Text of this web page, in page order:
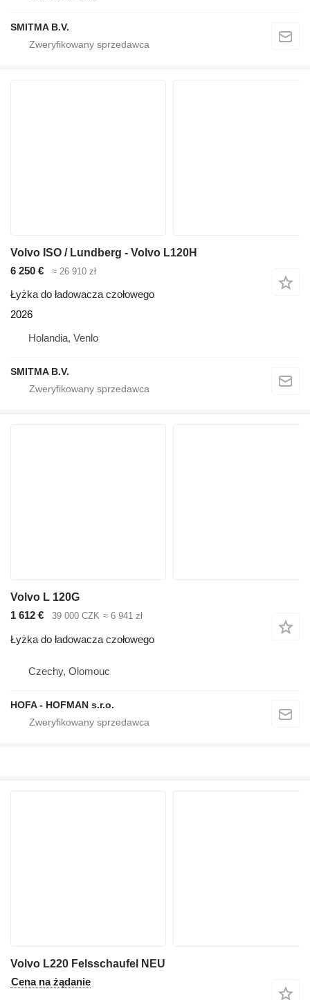
SMITMA B.V.
Volvo ISO / Lundberg - Volvo L120H
6 250 €
≈ 26 910 zł
Łyżka do ładowacza czołowego
2026
Holandia, Venlo
SMITMA B.V.
Volvo L 120G
1 612 €
39 000 CZK ≈ 6 941 zł
Łyżka do ładowacza czołowego
Czechy, Olomouc
HOFA - HOFMAN s.r.o.
Volvo L220 Felsschaufel NEU
Cena na żądanie